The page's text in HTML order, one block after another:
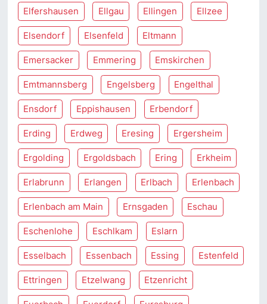
Elfershausen Ellgau Ellingen Ellzee
Elsendorf Elsenfeld Eltmann
Emersacker Emmering Emskirchen
Emtmannsberg Engelsberg Engelthal
Ensdorf Eppishausen Erbendorf
Erding Erdweg Eresing Ergersheim
Ergolding Ergoldsbach Ering Erkheim
Erlabrunn Erlangen Erlbach Erlenbach
Erlenbach am Main Ernsgaden Eschau
Eschenlohe Eschlkam Eslarn
Esselbach Essenbach Essing Estenfeld
Ettringen Etzelwang Etzenricht